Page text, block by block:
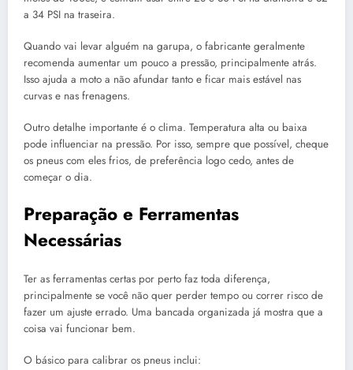
a 34 PSI na traseira.
Quando vai levar alguém na garupa, o fabricante geralmente
recomenda aumentar um pouco a pressão, principalmente atrás.
Isso ajuda a moto a não afundar tanto e ficar mais estável nas
curvas e nas frenagens.
Outro detalhe importante é o clima. Temperatura alta ou baixa
pode influenciar na pressão. Por isso, sempre que possível, cheque
os pneus com eles frios, de preferência logo cedo, antes de
começar o dia.
Preparação e Ferramentas
Necessárias
Ter as ferramentas certas por perto faz toda diferença,
principalmente se você não quer perder tempo ou correr risco de
fazer um ajuste errado. Uma bancada organizada já mostra que a
coisa vai funcionar bem.
O básico para calibrar os pneus inclui: